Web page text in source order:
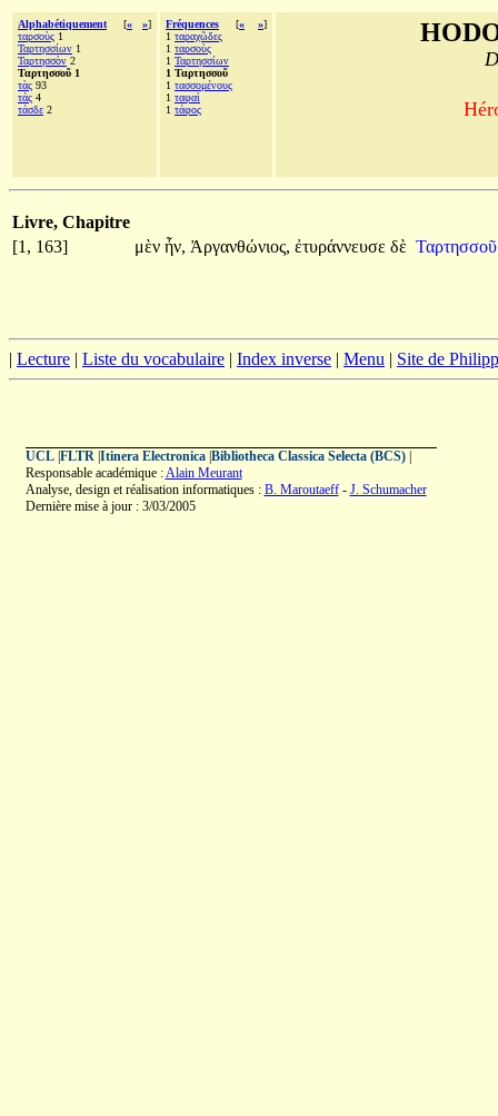
Alphabétiquement [« »]
ταρσοὺς 1
Ταρτησσίων 1
Ταρτησσὸν 2
Ταρτησσοῦ 1
τὰς 93
τάς 4
τάσδε 2
Fréquences [« »]
1 ταραχῶδες
1 ταρσοὺς
1 Ταρτησσίων
1 Ταρτησσοῦ
1 τασσομένους
1 ταφαὶ
1 τάφος
Livre, Chapitre
[1, 163]
μὲν ἦν, Ἀργανθώνιος, ἐτυράννευσε δὲ
| Lecture | Liste du vocabulaire | Index inverse | Menu | Site de
UCL| FLTR| Itinera Electronica| Bibliotheca Classica Selecta (BCS)|
Responsable académique :Alain Meurant
Analyse, design et réalisation informatiques : B. Maroutaeff- J. Schumacher
Dernière mise à jour : 3/03/2005